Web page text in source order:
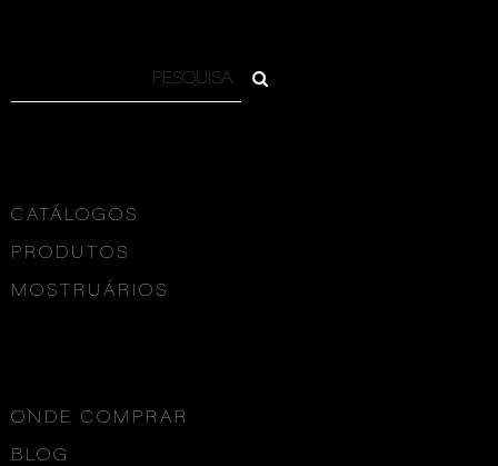
CATÁLOGOS
PRODUTOS
MOSTRUÁRIOS
ONDE COMPRAR
BLOG